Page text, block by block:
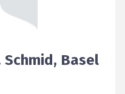
Schmid, Basel